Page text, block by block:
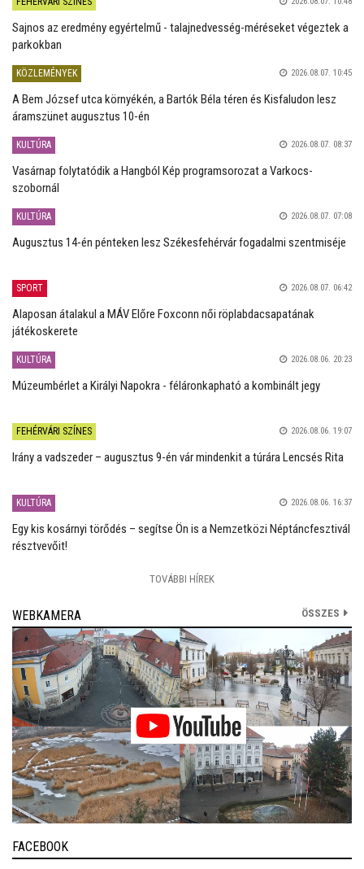
Sajnos az eredmény egyértelmű - talajnedvesség-méréseket végeztek a
parkokban
KÖZLEMÉNYEK 2026.08.07. 10:45
A Bem József utca környékén, a Bartók Béla téren és Kisfaludon lesz
áramszünet augusztus 10-én
KULTÚRA 2026.08.07. 08:37
Vasárnap folytatódik a Hangból Kép programsorozat a Varkocs-
szobornál
KULTÚRA 2026.08.07. 07:08
Augusztus 14-én pénteken lesz Székesfehérvár fogadalmi szentmiséje
SPORT 2026.08.07. 06:42
Alaposan átalakul a MÁV Előre Foxconn női röplabdacsapatának
játékoskerete
KULTÚRA 2026.08.06. 20:23
Múzeumbérlet a Királyi Napokra - féláronkapható a kombinált jegy
FEHÉRVÁRI SZÍNES 2026.08.06. 19:07
Irány a vadszeder – augusztus 9-én vár mindenkit a túrára Lencsés Rita
KULTÚRA 2026.08.06. 16:37
Egy kis kosárnyi törődés – segítse Ön is a Nemzetközi Néptáncfesztivál
résztvevőit!
TOVÁBBI HÍREK
WEBKAMERA ÖSSZES
FACEBOOK